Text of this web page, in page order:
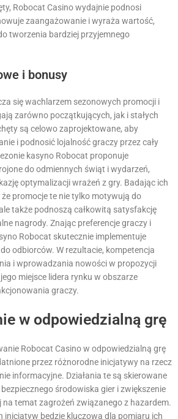
Robocat Casino wydajnie podnosi
zaangażowanie i wyraża wartość,
tworzenia bardziej przyjemnego
i bonusy
się wachlarzem sezonowych promocji i
zarówno początkujących, jak i stałych
są celowo zaprojektowane, aby
i podnosić lojalność graczy przez cały
kasyno Robocat proponuje
do odmiennych świąt i wydarzeń,
optymalizacji wrażeń z gry. Badając ich
promocje te nie tylko motywują do
także podnoszą całkowitą satysfakcję
nagrody. Znając preferencje graczy i
Robocat skutecznie implementuje
odbiorców. W rezultacie, kompetencja
i wprowadzania nowości w propozycji
miejsce lidera rynku w obszarze
graczy.
w odpowiedzialną grę
Robocat Casino w odpowiedzialną grę
przez różnorodne inicjatywy na rzecz
informacyjne. Działania te są skierowane
środowiska gier i zwiększenie
na temat zagrożeń związanego z hazardem.
inicjatyw będzie kluczowa dla pomiaru ich